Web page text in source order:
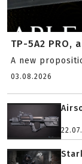
TP-5A2 PRO,
A new
03.08.2026